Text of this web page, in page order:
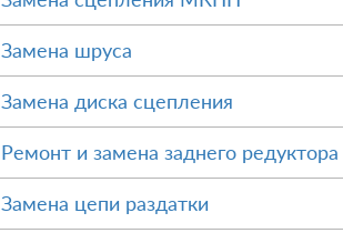
Замена шруса
Замена диска сцепления
Ремонт и замена заднего редуктора
Замена цепи раздатки